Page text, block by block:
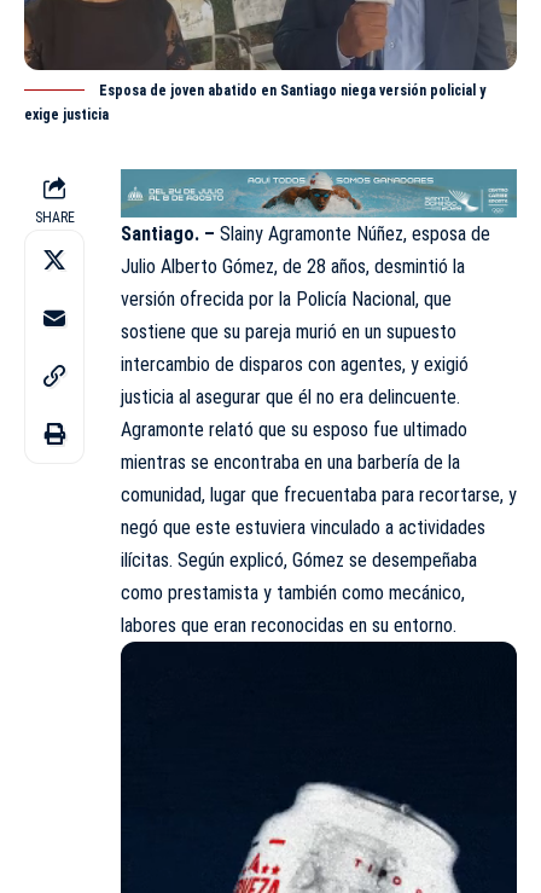
Esposa de joven abatido en Santiago niega versión policial y
exige justicia
SHARE
Santiago. – Slainy Agramonte Núñez, esposa de
Julio Alberto Gómez, de 28 años, desmintió la
versión ofrecida por la Policía Nacional, que
sostiene que su pareja murió en un supuesto
intercambio de disparos con agentes, y exigió
justicia al asegurar que él no era delincuente.
Agramonte relató que su esposo fue ultimado
mientras se encontraba en una barbería de la
comunidad, lugar que frecuentaba para recortarse, y
negó que este estuviera vinculado a actividades
ilícitas. Según explicó, Gómez se desempeñaba
como prestamista y también como mecánico,
labores que eran reconocidas en su entorno.